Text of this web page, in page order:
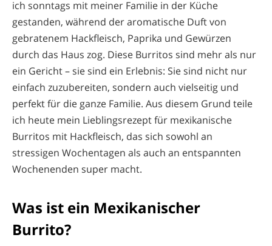
ich sonntags mit meiner Familie in der Küche
gestanden, während der aromatische Duft von
gebratenem Hackfleisch, Paprika und Gewürzen
durch das Haus zog. Diese Burritos sind mehr als nur
ein Gericht – sie sind ein Erlebnis: Sie sind nicht nur
einfach zuzubereiten, sondern auch vielseitig und
perfekt für die ganze Familie. Aus diesem Grund teile
ich heute mein Lieblingsrezept für mexikanische
Burritos mit Hackfleisch, das sich sowohl an
stressigen Wochentagen als auch an entspannten
Wochenenden super macht.
Was ist ein Mexikanischer
Burrito?